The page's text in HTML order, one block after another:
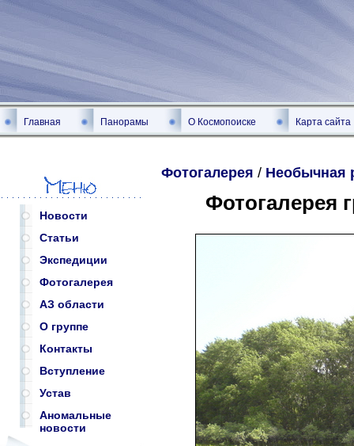
Главная Панорамы О Космопоиске Карта сайта
Новости
Статьи
Экспедиции
Фотогалерея
АЗ области
О группе
Контакты
Вступление
Устав
Аномальные
новости
Фотогалерея / Необычная
Фотогалерея